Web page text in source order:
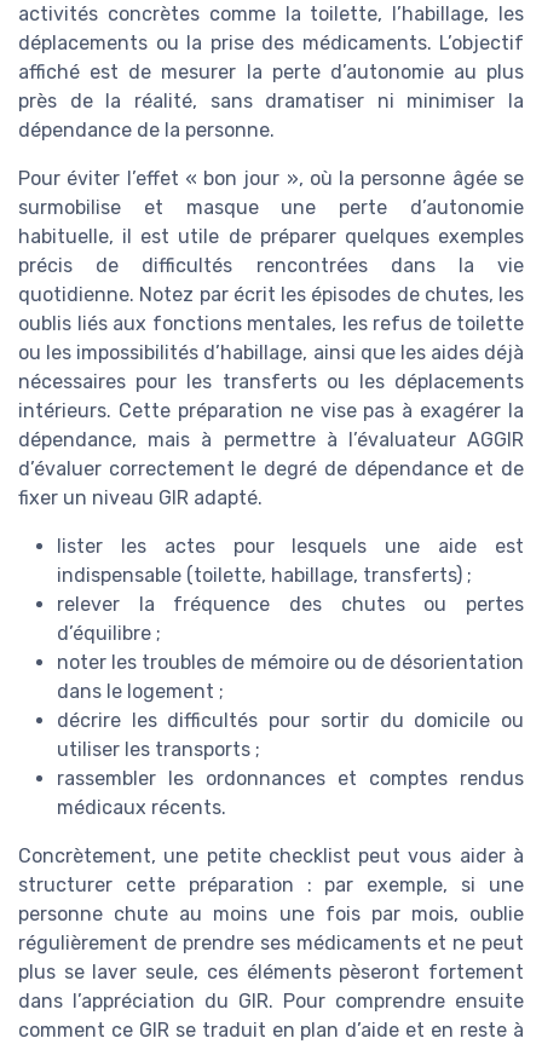
activités concrètes comme la toilette, l’habillage, les
déplacements ou la prise des médicaments. L’objectif
affiché est de mesurer la perte d’autonomie au plus
près de la réalité, sans dramatiser ni minimiser la
dépendance de la personne.
Pour éviter l’effet « bon jour », où la personne âgée se
surmobilise et masque une perte d’autonomie
habituelle, il est utile de préparer quelques exemples
précis de difficultés rencontrées dans la vie
quotidienne. Notez par écrit les épisodes de chutes, les
oublis liés aux fonctions mentales, les refus de toilette
ou les impossibilités d’habillage, ainsi que les aides déjà
nécessaires pour les transferts ou les déplacements
intérieurs. Cette préparation ne vise pas à exagérer la
dépendance, mais à permettre à l’évaluateur AGGIR
d’évaluer correctement le degré de dépendance et de
fixer un niveau GIR adapté.
lister les actes pour lesquels une aide est
indispensable (toilette, habillage, transferts) ;
relever la fréquence des chutes ou pertes
d’équilibre ;
noter les troubles de mémoire ou de désorientation
dans le logement ;
décrire les difficultés pour sortir du domicile ou
utiliser les transports ;
rassembler les ordonnances et comptes rendus
médicaux récents.
Concrètement, une petite checklist peut vous aider à
structurer cette préparation : par exemple, si une
personne chute au moins une fois par mois, oublie
régulièrement de prendre ses médicaments et ne peut
plus se laver seule, ces éléments pèseront fortement
dans l’appréciation du GIR. Pour comprendre ensuite
comment ce GIR se traduit en plan d’aide et en reste à